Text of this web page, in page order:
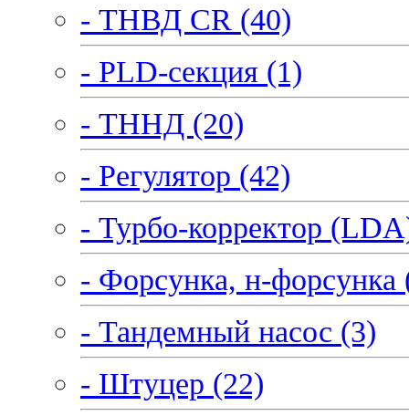
- ТНВД CR (40)
- PLD-секция (1)
- ТННД (20)
- Регулятор (42)
- Турбо-корректор
- Форсунка, н-форсунка
- Тандемный насос (3)
- Штуцер (22)